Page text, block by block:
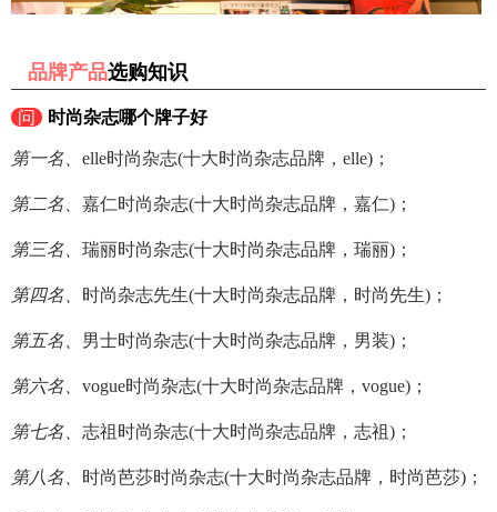
品牌产品选购知识
问 时尚杂志哪个牌子好
第一名、 elle时尚杂志(十大时尚杂志品牌，elle)；
第二名、 嘉仁时尚杂志(十大时尚杂志品牌，嘉仁)；
第三名、 瑞丽时尚杂志(十大时尚杂志品牌，瑞丽)；
第四名、 时尚杂志先生(十大时尚杂志品牌，时尚先生)；
第五名、 男士时尚杂志(十大时尚杂志品牌，男装)；
第六名、 vogue时尚杂志(十大时尚杂志品牌，vogue)；
第七名、 志祖时尚杂志(十大时尚杂志品牌，志祖)；
第八名、 时尚芭莎时尚杂志(十大时尚杂志品牌，时尚芭莎)；